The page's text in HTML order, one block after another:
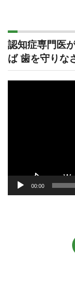
認知症専門医
ば 歯を守りな
00:00